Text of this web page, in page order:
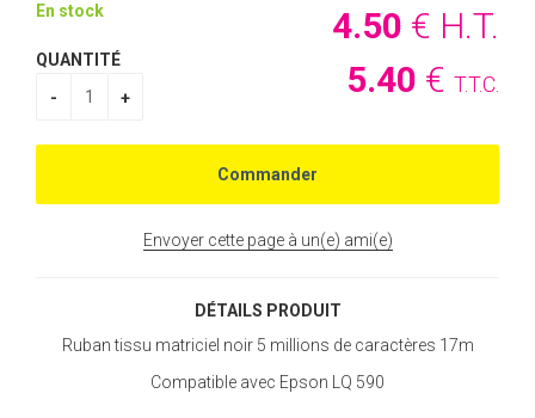
4.50 € H.T.
5.40 € T.T.C.
En stock
QUANTITÉ
Envoyer cette page à un(e) ami(e)
DÉTAILS PRODUIT
Ruban tissu matriciel noir 5 millions de caractères 17m
Compatible avec Epson LQ 590